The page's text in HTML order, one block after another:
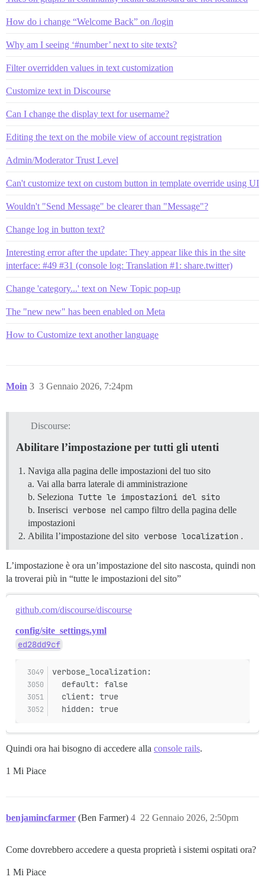
How do i change “Welcome Back” on /login
Why am I seeing ‘#number’ next to site texts?
Filter overridden values in text customization
Customize text in Discourse
Can I change the display text for username?
Editing the text on the mobile view of account registration
Admin/Moderator Trust Level
Can't customize text on custom button in template override using UI
Wouldn't "Send Message" be clearer than "Message"?
Change log in button text?
Interesting error after the update: They appear like this in the site
interface: #49 #31 (console log: Translation #1: share.twitter)
Change 'category...' text on New Topic pop-up
The "new new" has been enabled on Meta
How to Customize text another language
Moin 3 Gennaio 2026, 7:24pm
3
Discourse:
Abilitare l’impostazione per tutti gli utenti
Naviga alla pagina delle impostazioni del tuo sito
a. Vai alla barra laterale di amministrazione
b. Seleziona Tutte le impostazioni del sito
b. Inserisci verbose nel campo filtro della pagina delle
impostazioni
Abilita l’impostazione del sito verbose localization .
L’impostazione è ora un’impostazione del sito nascosta, quindi non
la troverai più in “tutte le impostazioni del sito”
github.com/discourse/discourse
config/site_settings.yml
ed28dd9cf
verbose_localization:
  default: false
  client: true
  hidden: true
Quindi ora hai bisogno di accedere alla console rails.
1 Mi Piace
benjamincfarmer (Ben Farmer) 22 Gennaio 2026, 2:50pm
4
Come dovrebbero accedere a questa proprietà i sistemi ospitati ora?
1 Mi Piace